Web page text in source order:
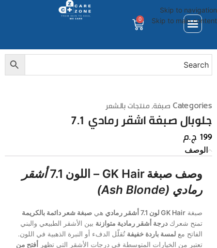
Skip to navigation
Skip to main content
0
Categories صبغة,منتجات بالشعر
جلوبال صبغة اشقر رمادي 7.1
199ج.م
الوصف
وصف صبغة GK Hair – اللون 7.1
أشقر
رمادي (Ash Blonde)
صبغة GK Hair لون 7.1 أشقر رمادي هي صبغة شعر دائمة بالكريمة
تمنح شعرك درجة أشقر رمادية متوازنة بين الأشقر الطبيعي والبني
الفاتح مع لمسة باردة خفيفة تُقلّل الدفء أو النبرة الذهبية في اللون.
تعتبر من الخيارات المتوسطة في درجات الأشقر التي تظهر أفتح من